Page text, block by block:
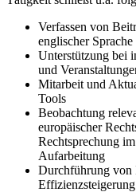
Verfassen von
englischer Sprache
Unterstützung bei
und
Mitarbeit und
Tools
Beobachtung
europäischer
Rechtsprechung
Aufarbeitung
Durchführung von
Effizienzsteigerung